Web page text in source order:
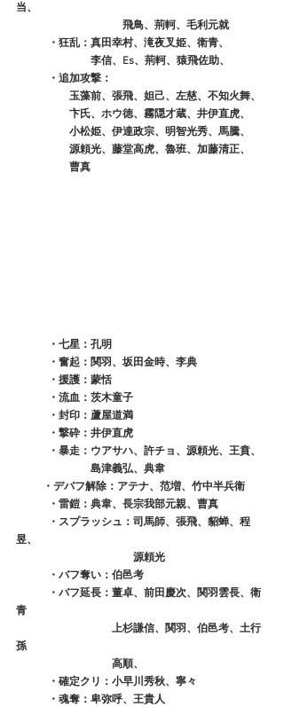
当、
飛鳥、荊軻、毛利元就
・狂乱：真田幸村、滝夜叉姫、衛青、
李信、Es、荊軻、猿飛佐助、
・追加攻撃：
玉藻前、張飛、妲己、左慈、不知火舞、
卞氏、ホウ徳、霧隠才蔵、井伊直虎、
小松姫、伊達政宗、明智光秀、馬騰、
源頼光、藤堂高虎、魯班、加藤清正、
曹真
・七星：孔明
・奮起：関羽、坂田金時、李典
・援護：蒙恬
・流血：茨木童子
・封印：蘆屋道満
・撃砕：井伊直虎
・暴走：ウアサハ、許チョ、源頼光、王賁、
島津義弘、典韋
  　　・デバフ解除：アテナ、范増、竹中半兵衛
・雷鎧：典韋、長宗我部元親、曹真
・スプラッシュ：司馬師、張飛、貂蝉、程
昱、
源頼光
・バフ奪い：伯邑考
・バフ延長：董卓、前田慶次、関羽雲長、衛
青
上杉謙信、関羽、伯邑考、土行
孫
高順、
・確定クリ：小早川秀秋、寧々
・魂奪：卑弥呼、王貴人